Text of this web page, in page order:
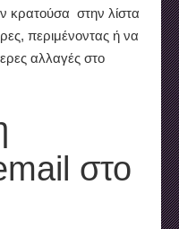
κρατούσα στην λίστα
περιμένοντας ή να
αλλαγές στο
στο